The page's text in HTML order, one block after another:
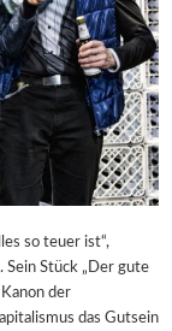
so teuer ist“,
Sein Stück „Der gute
der
das Gutsein